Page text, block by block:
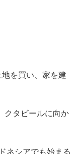
を買い、家を建
クタビールに向か
ネシアでも始まる